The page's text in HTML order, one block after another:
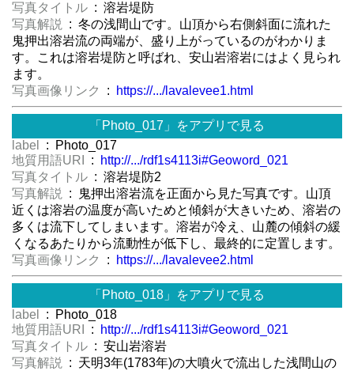
写真タイトル : 溶岩堤防
写真解説
: 冬の浅間山です。山頂から右側斜面に流れた
鬼押出溶岩流の両端が、盛り上がっているのがわかりま
す。これは溶岩堤防と呼ばれ、安山岩溶岩にはよく見られ
ます。
写真画像リンク
: https://.../lavalevee1.html
「Photo_017」をアプリで見る
label
: Photo_017
地質用語URI
:
http://.../rdf1s4113i#Geoword_021
写真タイトル : 溶岩堤防2
写真解説
: 鬼押出溶岩流を正面から見た写真です。山頂
近くは溶岩の温度が高いためと傾斜が大きいため、溶岩の
多くは流下してしまいます。溶岩が冷え、山麓の傾斜の緩
くなるあたりから流動性が低下し、最終的に定置します。
写真画像リンク
: https://.../lavalevee2.html
「Photo_018」をアプリで見る
label
: Photo_018
地質用語URI
:
http://.../rdf1s4113i#Geoword_021
写真タイトル : 安山岩溶岩
写真解説
: 天明3年(1783年)の大噴火で流出した浅間山の